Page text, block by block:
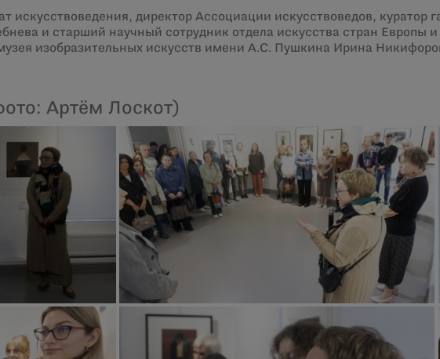
искусствоведения, директор Ассоциации искусствоведов, куратор
и старший научный сотрудник отдела искусства стран Европы
изобразительных искусств имени А.С. Пушкина Ирина
Артём Лоскот)